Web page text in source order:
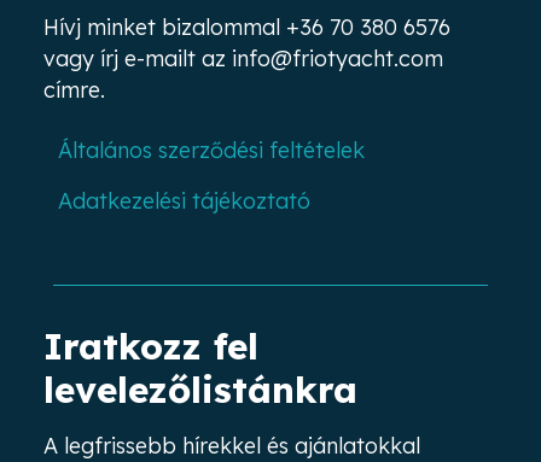
Hívj minket bizalommal +36 70 380 6576
vagy írj e-mailt az info@friotyacht.com
címre.
Általános szerződési feltételek
Adatkezelési tájékoztató
Iratkozz fel
levelezőlistánkra
A legfrissebb hírekkel és ajánlatokkal